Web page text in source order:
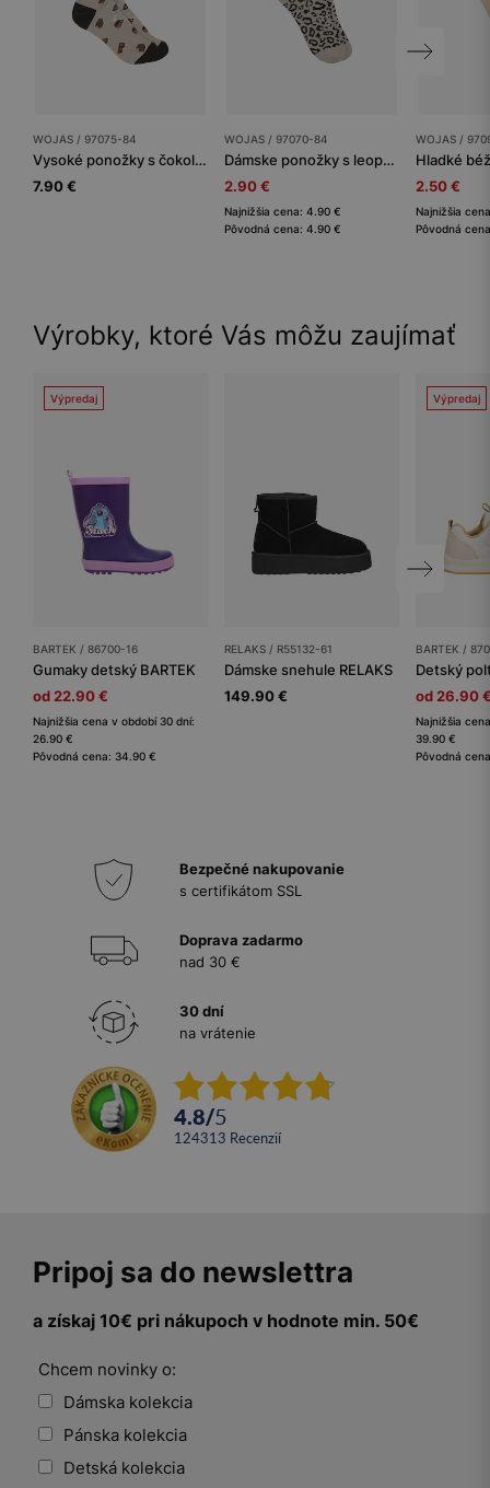
WOJAS / 97075-84
Vysoké ponožky s čokoládovým vzorom
7.90 €
WOJAS / 97070-84
Dámske ponožky s leopardím vzorom
2.90 €
Najnižšia cena: 4.90 €
Pôvodná cena: 4.90 €
WOJAS /
2.50 €
Najnižšia
Pôvodná
Výrobky, ktoré Vás môžu zaujímať
Výpredaj
BARTEK / 86700-16
Gumaky detský BARTEK
od 22.90 €
Najnižšia cena v období 30 dní:
26.90 €
Pôvodná cena: 34.90 €
RELAKS / R55132-61
Dámske snehule RELAKS
149.90 €
Výpredaj
BARTEK /
od 26.90
Najnižšia
39.90 €
Pôvodná
Bezpečné nakupovanie
s certifikátom SSL
Doprava zadarmo
nad 30 €
30 dní
na vrátenie
4.8/5
124313 recenzií
Pripoj sa do newslettra
a získaj 10€ pri nákupoch v hodnote min. 50€
Chcem novinky o:
Dámska kolekcia
Pánska kolekcia
Detská kolekcia